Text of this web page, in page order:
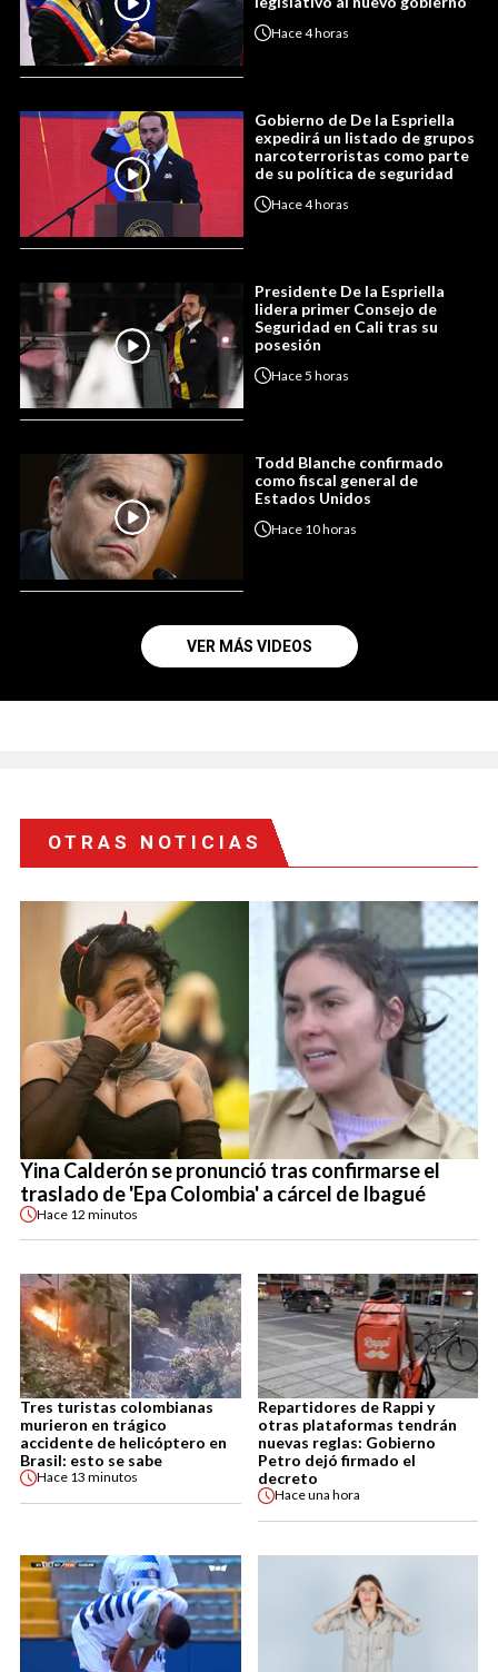
Hace4 horas
Gobierno de De la Espriella
expedirá un listado de grupos
narcoterroristas como parte
de su política de seguridad
Hace4 horas
Presidente De la Espriella
lidera primer Consejo de
Seguridad en Cali tras su
posesión
Hace5 horas
Todd Blanche confirmado
como fiscal general de
Estados Unidos
Hace 10 horas
VER MÁS VIDEOS
OTRAS NOTICIAS
Yina Calderón se pronunció tras confirmarse el
traslado de 'Epa Colombia' a cárcel de Ibagué
Hace 12 minutos
Tres turistas colombianas
murieron en trágico
accidente de helicóptero en
Brasil: esto se sabe
Hace 13 minutos
Repartidores de Rappi y
otras plataformas tendrán
nuevas reglas: Gobierno
Petro dejó firmado el
decreto
Haceuna hora